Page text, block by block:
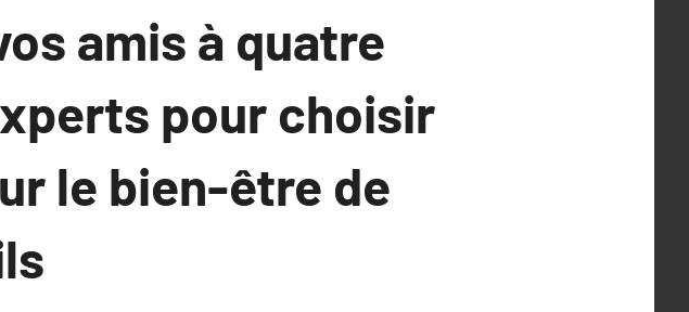
amis à quatre
pour choisir
le bien-être de